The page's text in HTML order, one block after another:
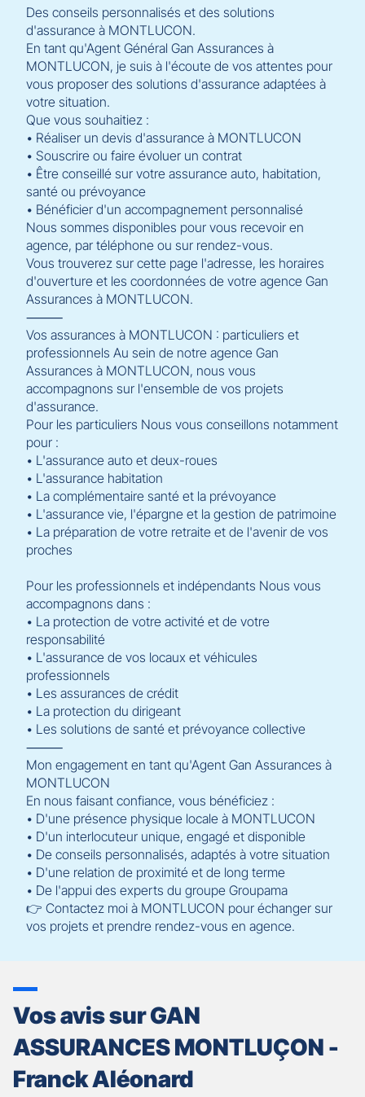
Des conseils personnalisés et des solutions
d'assurance à MONTLUCON.
En tant qu'Agent Général Gan Assurances à
MONTLUCON, je suis à l'écoute de vos attentes pour
vous proposer des solutions d'assurance adaptées à
votre situation.
Que vous souhaitiez :
• Réaliser un devis d'assurance à MONTLUCON
• Souscrire ou faire évoluer un contrat
• Être conseillé sur votre assurance auto, habitation,
santé ou prévoyance
• Bénéficier d'un accompagnement personnalisé
Nous sommes disponibles pour vous recevoir en
agence, par téléphone ou sur rendez-vous.
Vous trouverez sur cette page l'adresse, les horaires
d'ouverture et les coordonnées de votre agence Gan
Assurances à MONTLUCON.
⸻
Vos assurances à MONTLUCON : particuliers et
professionnels Au sein de notre agence Gan
Assurances à MONTLUCON, nous vous
accompagnons sur l'ensemble de vos projets
d'assurance.
Pour les particuliers Nous vous conseillons notamment
pour :
• L'assurance auto et deux-roues
• L'assurance habitation
• La complémentaire santé et la prévoyance
• L'assurance vie, l'épargne et la gestion de patrimoine
• La préparation de votre retraite et de l'avenir de vos
proches
Pour les professionnels et indépendants Nous vous
accompagnons dans :
• La protection de votre activité et de votre
responsabilité
• L'assurance de vos locaux et véhicules
professionnels
• Les assurances de crédit
• La protection du dirigeant
• Les solutions de santé et prévoyance collective
⸻
Mon engagement en tant qu'Agent Gan Assurances à
MONTLUCON
En nous faisant confiance, vous bénéficiez :
• D'une présence physique locale à MONTLUCON
• D'un interlocuteur unique, engagé et disponible
• De conseils personnalisés, adaptés à votre situation
• D'une relation de proximité et de long terme
• De l'appui des experts du groupe Groupama
👉 Contactez moi à MONTLUCON pour échanger sur
vos projets et prendre rendez-vous en agence.
Vos avis sur GAN
ASSURANCES MONTLUÇON -
Franck Aléonard